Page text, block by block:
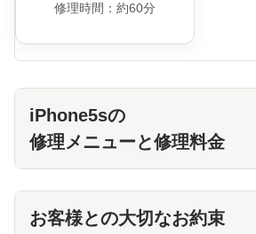
修理時間：約60分
iPhone5sの
修理メニューと修理料金
お客様との大切なお約束